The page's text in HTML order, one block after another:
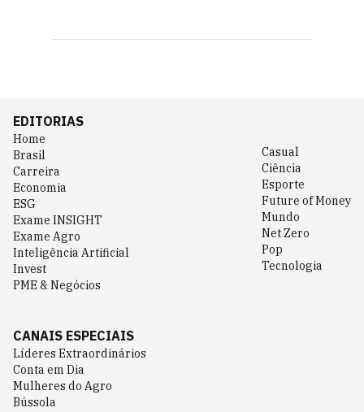
EDITORIAS
Home
Brasil
Carreira
Economia
ESG
Exame INSIGHT
Exame Agro
Inteligência Artificial
Invest
PME & Negócios
Casual
Ciência
Esporte
Future of Money
Mundo
Net Zero
Pop
Tecnologia
CANAIS ESPECIAIS
Líderes Extraordinários
Conta em Dia
Mulheres do Agro
Bússola